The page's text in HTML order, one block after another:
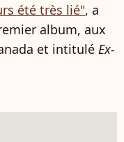
été très lié", a
album, aux
et intitulé Ex-